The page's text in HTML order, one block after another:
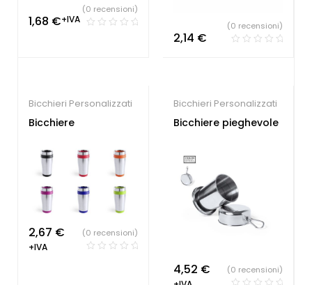
1,68 €+IVA
(0 recensioni)
2,14 €
(0 recensioni)
Bicchieri Personalizzati
Bicchiere
2,67 €
+IVA
(0 recensioni)
Bicchieri Personalizzati
Bicchiere pieghevole
4,52 € (0 recensioni)